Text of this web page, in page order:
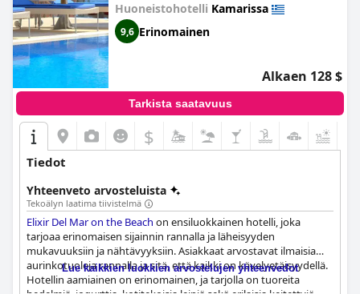
Huoneistohotelli Kamarissa
9,6 Erinomainen
Alkaen 128 $
Tarkista saatavuus
$
Tiedot
Yhteenveto arvosteluista
Tekoälyn laatima tiivistelmä
Elixir Del Mar on the Beach on ensiluokkainen hotelli, joka
tarjoaa erinomaisen sijainnin rannalla ja läheisyyden
mukavuuksiin ja nähtävyyksiin. Asiakkaat arvostavat ilmaisia
aurinkotuoleja rannalla ja sitä, että kaikki on kävelyetäisyydellä.
Hotellin aamiainen on erinomainen, ja tarjolla on tuoreita
Lue kaikkien luokkien arvostelujen yhteenvedot